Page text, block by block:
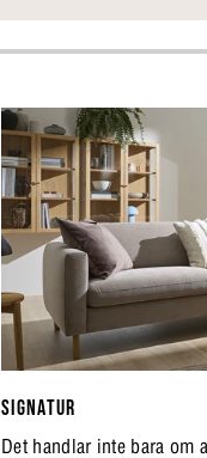
SIGNATUR
Det handlar inte bara om